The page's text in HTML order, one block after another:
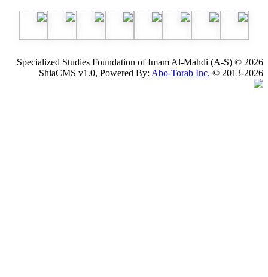
Specialized Studies Foundation of Imam Al-
ShiaCMS v1.0, Powered By:Abo-Torab Inc.